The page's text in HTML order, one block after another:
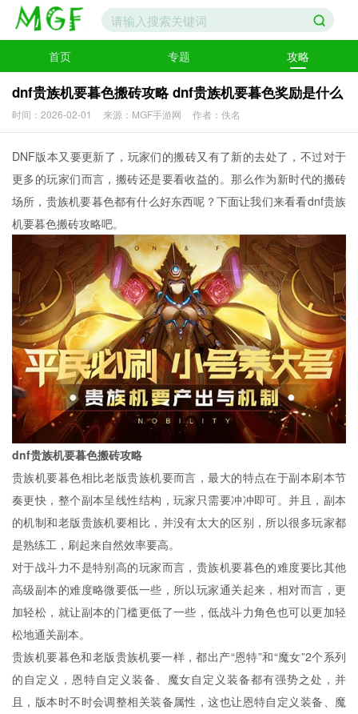
首页 专题 攻略
dnf贵族机要暮色搬砖攻略 dnf贵族机要暮色奖励是什么
时间：2026-02-01 来源：MGF手游网 作者：佚名
DNF版本又要更新了，玩家们的搬砖又有了新的去处了，不过对于
更多的玩家们而言，搬砖还是要看收益的。那么作为新时代的搬砖
场所，贵族机要暮色都有什么好东西呢？下面让我们来看看dnf贵族
机要暮色搬砖攻略吧。
dnf贵族机要暮色搬砖攻略
贵族机要暮色相比老版贵族机要而言，最大的特点在于副本刷本节
奏更快，整个副本呈线性结构，玩家只需要冲冲即可。并且，副本
的机制和老版贵族机要相比，并没有太大的区别，所以很多玩家都
是熟练工，刷起来自然效率要高。
对于战斗力不是特别高的玩家而言，贵族机要暮色的难度要比其他
高级副本的难度略微要低一些，所以玩家通关起来，相对而言，更
加轻松，就让副本的门槛更低了一些，低战斗力角色也可以更加轻
松地通关副本。
贵族机要暮色和老版贵族机要一样，都出产“恩特”和“魔女”2个系列
的自定义，恩特自定义装备、魔女自定义装备都有强势之处，并
且，版本时不时会调整相关装备属性，这也让恩特自定义装备、魔